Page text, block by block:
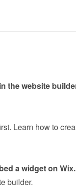
a widget on Wix.
builder.